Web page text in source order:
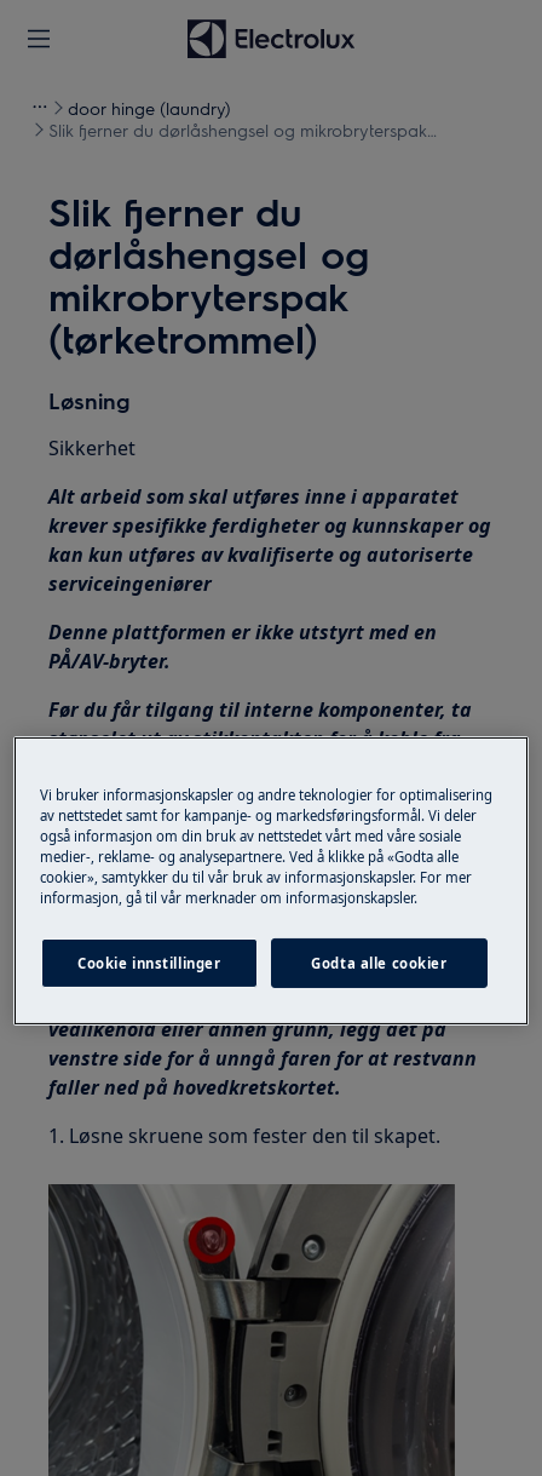
door hinge (laundry)
Slik fjerner du dørlåshengsel og mikrobryterspak
Slik fjerner du
dørlåshengsel og
mikrobryterspak
(tørketrommel)
Løsning
Sikkerhet
Alt arbeid som skal utføres inne i apparatet
krever spesifikke ferdigheter og kunnskaper og
kan kun utføres av kvalifiserte og autoriserte
serviceingeniører
Denne plattformen er ikke utstyrt med en
PÅ/AV-bryter.
Før du får tilgang til interne komponenter, ta
støpselet ut av stikkontakten for å koble fra
Noen av komponentene i den mekaniske delen
kan forårsake skader, så bruk passende
beskyttelse og fortsett med forsiktighet.
legger det på siden.
vedlikehold eller annen grunn, legg det på
venstre side for å unngå faren for at restvann
faller ned på hovedkretskortet.
1. Løsne skruene som fester den til skapet.
Vi bruker informasjonskapsler og andre teknologier for optimalisering
av nettstedet samt for kampanje- og markedsføringsformål. Vi deler
også informasjon om din bruk av nettstedet vårt med våre sosiale
medier-, reklame- og analysepartnere. Ved å klikke på «Godta alle
cookier», samtykker du til vår bruk av informasjonskapsler. For mer
informasjon, gå til vår merknader om informasjonskapsler.
Cookie innstillinger Godta alle cookier